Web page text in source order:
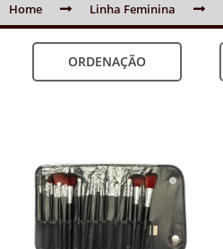
Home Linha Feminina
ORDENAÇÃO